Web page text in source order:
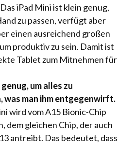
Das iPad Mini ist klein genug,
zu passen, verfügt aber
einen ausreichend großen
produktiv zu sein. Damit ist
Tablet zum Mitnehmen für
um alles zu
was man ihm entgegenwirft.
wird vom A15 Bionic-Chip
dem gleichen Chip, der auch
antreibt. Das bedeutet, dass